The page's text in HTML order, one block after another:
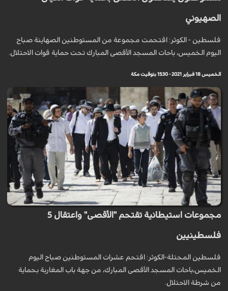
الصهيوني
فلسطين - الكوثر: اقتحمت مجموعة من المستوطنين الصهاينة صباح
اليوم الخميس، باحات المسجد الأقصى المبارك تحت حماية قوات الاحتلال.
الخميس 18 فبراير 2021 - 15:30 بتوقيت مكة
مجموعات استيطانية تقتحم "الأقصى" واعتقال 5
فلسطينيين
فلسطين المحتلة-الكوثر: اقتحم عشرات المستوطنين صباح اليوم
الخميس،باحات المسجد الأقصى المبارك، من جهة باب المغاربة بحماية
من شرطة الاحتلال.